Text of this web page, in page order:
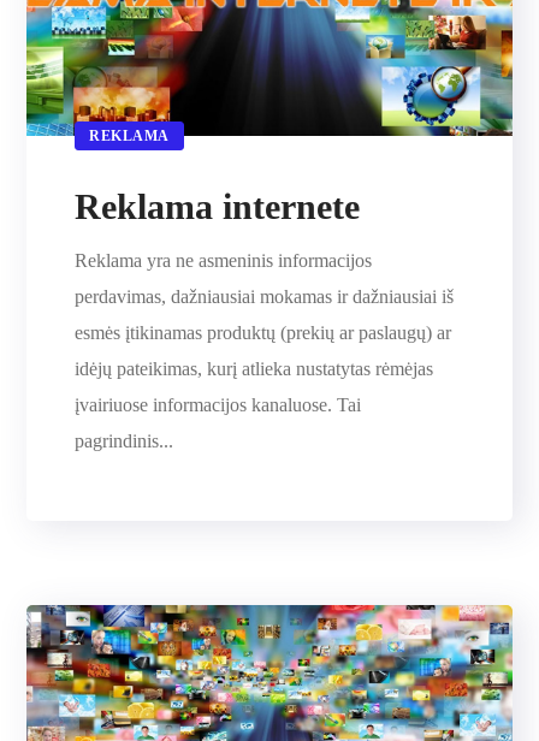
REKLAMA
Reklama internete
Reklama yra ne asmeninis informacijos
perdavimas, dažniausiai mokamas ir dažniausiai iš
esmės įtikinamas produktų (prekių ar paslaugų) ar
idėjų pateikimas, kurį atlieka nustatytas rėmėjas
įvairiuose informacijos kanaluose. Tai
pagrindinis...